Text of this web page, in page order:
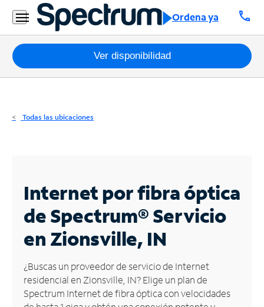
Ordena ya call
Residencial
Business
Paquetes
Internet
Business
Contáctanos
Inglés
Administrar
cuenta
Ver disponibilidad
Todas las ubicaciones
Internet por fibra óptica
de Spectrum®Servicio
en Zionsville, IN
¿Buscas un proveedor de servicio de Internet
residencial en Zionsville, IN? Elige un plan de
Spectrum Internet de fibra óptica con velocidades